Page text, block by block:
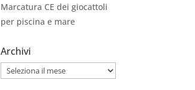
Marcatura CE dei giocattoli
per piscina e mare
Archivi
Archivi